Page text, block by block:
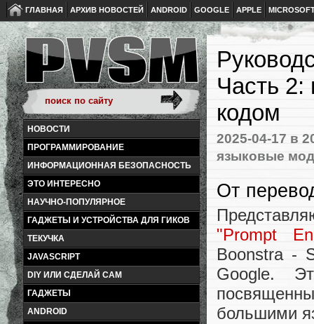
ГЛАВНАЯ АРХИВ НОВОСТЕЙ ANDROID GOOGLE APPLE
НОВОСТИ
ПРОГРАММИРОВАНИЕ
ИНФОРМАЦИОННАЯ БЕЗОПАСНОСТЬ
ЭТО ИНТЕРЕСНО
НАУЧНО-ПОПУЛЯРНОЕ
ГАДЖЕТЫ И УСТРОЙСТВА ДЛЯ ГИКОВ
ТЕКУЧКА
JAVASCRIPT
DIY ИЛИ СДЕЛАЙ САМ
ГАДЖЕТЫ
ANDROID
Часть 2:
кодом
2025-04-17 в
языковые
От
"Prompt
Boonstra -
Google.
большими